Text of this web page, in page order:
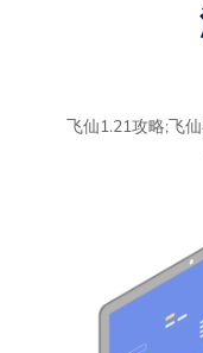
飞仙1.21攻略;飞